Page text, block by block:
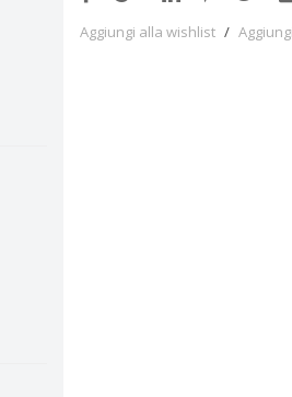
Aggiungi alla wishlist /